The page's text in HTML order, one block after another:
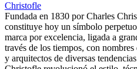
Christofle
Fundada en 1830 por Charles
constituye hoy un símbolo
marca por excelencia, ligada a
través de los tiempos, con
y arquitectos de diversas